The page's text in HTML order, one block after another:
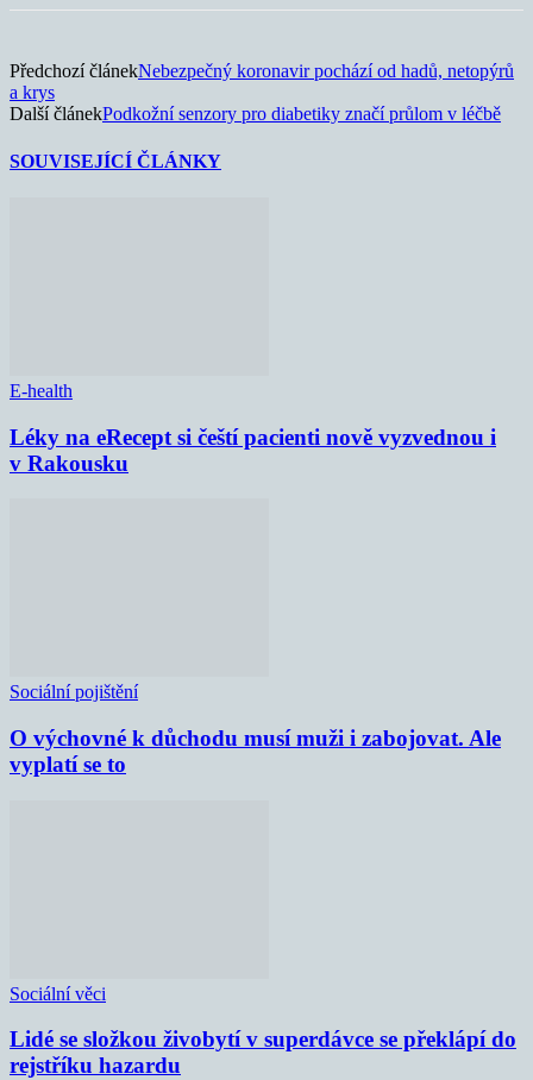
Předchozí článekNebezpečný koronavir pochází od hadů, netopýrů
a krys
Další článekPodkožní senzory pro diabetiky značí průlom v léčbě
SOUVISEJÍCÍ ČLÁNKY
E-health
Léky na eRecept si čeští pacienti nově vyzvednou i
v Rakousku
Sociální pojištění
O výchovné k důchodu musí muži i zabojovat. Ale
vyplatí se to
Sociální věci
Lidé se složkou živobytí v superdávce se překlápí do
rejstříku hazardu